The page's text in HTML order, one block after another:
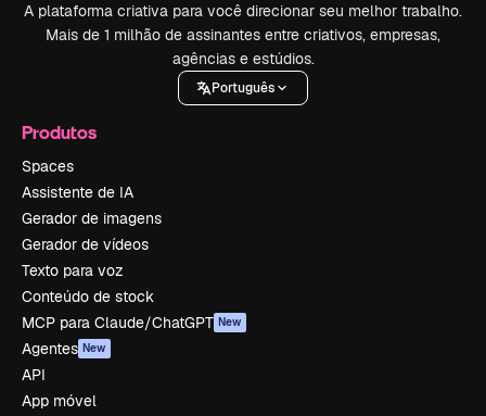
A plataforma criativa para você direcionar seu melhor trabalho.
Mais de 1 milhão de assinantes entre criativos, empresas,
agências e estúdios.
Português
Produtos
Spaces
Assistente de IA
Gerador de imagens
Gerador de vídeos
Texto para voz
Conteúdo de stock
MCP para Claude/ChatGPT New
Agentes New
API
App móvel